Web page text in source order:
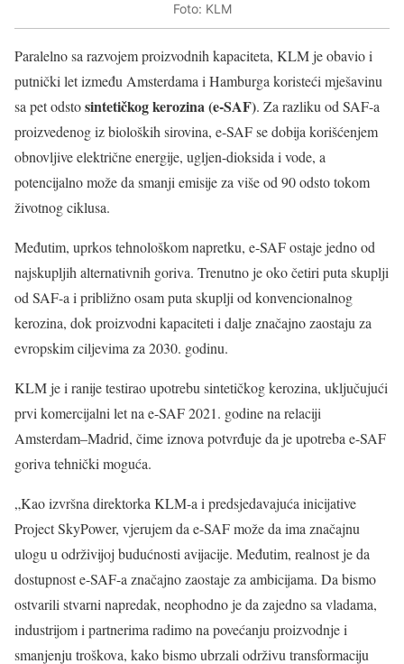
Foto: KLM
Paralelno sa razvojem proizvodnih kapaciteta, KLM je obavio i
putnički let između Amsterdama i Hamburga koristeći mješavinu
sa pet odstosintetičkog kerozina (e-SAF). Za razliku od SAF-a
proizvedenog iz bioloških sirovina, e-SAF se dobija korišćenjem
obnovljive električne energije, ugljen-dioksida i vode, a
potencijalno može da smanji emisije za više od 90 odsto tokom
životnog ciklusa.
Međutim, uprkos tehnološkom napretku, e-SAF ostaje jedno od
najskupljih alternativnih goriva. Trenutno je oko četiri puta skuplji
od SAF-a i približno osam puta skuplji od konvencionalnog
kerozina, dok proizvodni kapaciteti i dalje značajno zaostaju za
evropskim ciljevima za 2030. godinu.
KLM je i ranije testirao upotrebu sintetičkog kerozina, uključujući
prvi komercijalni let na e-SAF 2021. godine na relaciji
Amsterdam–Madrid, čime iznova potvrđuje da je upotreba e-SAF
goriva tehnički moguća.
„Kao izvršna direktorka KLM-a i predsjedavajuća inicijative
Project SkyPower, vjerujem da e-SAF može da ima značajnu
ulogu u održivijoj budućnosti avijacije. Međutim, realnost je da
dostupnost e-SAF-a značajno zaostaje za ambicijama. Da bismo
ostvarili stvarni napredak, neophodno je da zajedno sa vladama,
industrijom i partnerima radimo na povećanju proizvodnje i
smanjenju troškova, kako bismo ubrzali održivu transformaciju